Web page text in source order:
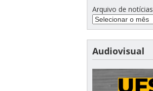
Arquivo de notícias
Audiovisual